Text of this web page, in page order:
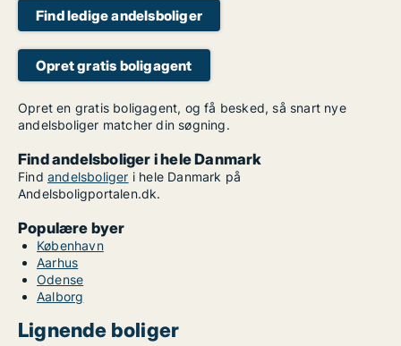
Find ledige andelsboliger
Opret gratis boligagent
Opret en gratis boligagent, og få besked, så snart nye
andelsboliger matcher din søgning.
Find andelsboliger i hele Danmark
Find andelsboliger i hele Danmark på
Andelsboligportalen.dk.
Populære byer
København
Aarhus
Odense
Aalborg
Lignende boliger